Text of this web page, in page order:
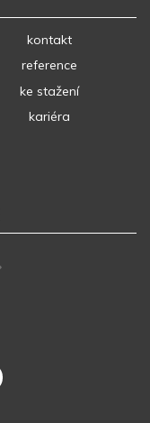
kontakt
reference
ke stažení
kariéra